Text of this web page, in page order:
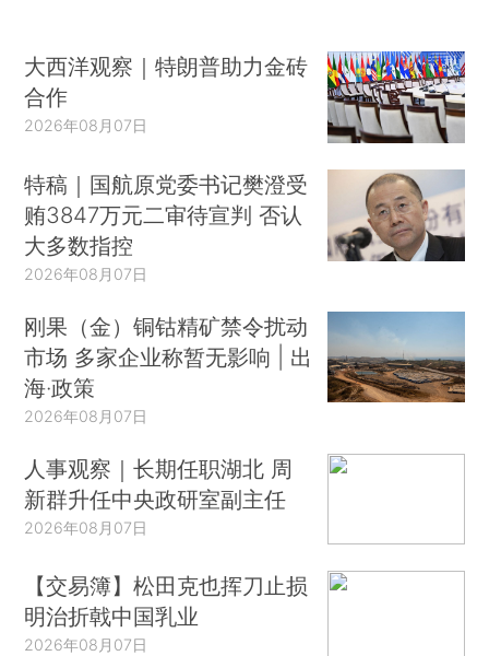
大西洋观察｜特朗普助力金砖
合作
2026年08月07日
特稿｜国航原党委书记樊澄受
贿3847万元二审待宣判 否认
大多数指控
2026年08月07日
刚果（金）铜钴精矿禁令扰动
市场 多家企业称暂无影响 | 出
海·政策
2026年08月07日
人事观察｜长期任职湖北 周
新群升任中央政研室副主任
2026年08月07日
【交易簿】松田克也挥刀止损
明治折戟中国乳业
2026年08月07日